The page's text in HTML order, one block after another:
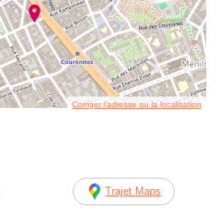
Corriger l’adresse ou la localisation
Trajet Maps